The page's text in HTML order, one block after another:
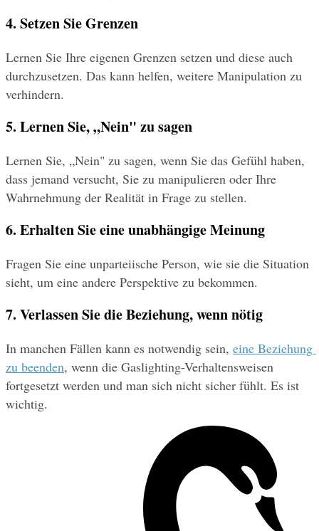
4. Setzen Sie Grenzen
Lernen Sie Ihre eigenen Grenzen setzen und diese auch
durchzusetzen. Das kann helfen, weitere Manipulation zu
verhindern.
5. Lernen Sie, „Nein" zu sagen
Lernen Sie, „Nein" zu sagen, wenn Sie das Gefühl haben,
dass jemand versucht, Sie zu manipulieren oder Ihre
Wahrnehmung der Realität in Frage zu stellen.
6. Erhalten Sie eine unabhängige Meinung
Fragen Sie eine unparteiische Person, wie sie die Situation
sieht, um eine andere Perspektive zu bekommen.
7. Verlassen Sie die Beziehung, wenn nötig
In manchen Fällen kann es notwendig sein, eine Beziehung
zu beenden, wenn die Gaslighting-Verhaltensweisen
fortgesetzt werden und man sich nicht sicher fühlt. Es ist
wichtig.